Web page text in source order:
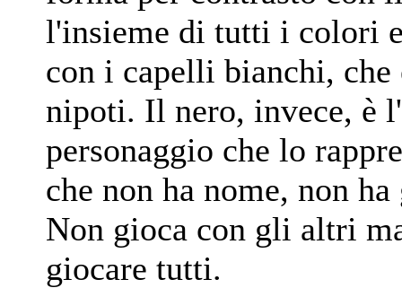
l'insieme di tutti i colori
con i capelli bianchi,
nipoti. Il nero, invece, è
personaggio che lo
che non ha nome, non
Non gioca con gli altri
giocare tutti.